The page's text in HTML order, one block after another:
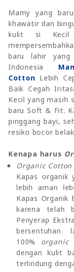
Mamy yang
khawatir dan
kulit si Kecil
baru lahir yang
Indonesia
Cotton Lebih
Baik Cegah
Kecil yang masih
baru Soft & Fit.
pinggang bayi,
resiko bocor
Kenapa harus
Organic Cotton
Kapas organik
lebih aman
Kapas Organik
karena telah
Penyerap
bersentuhan
100% organic
dengan kulit
terlindung